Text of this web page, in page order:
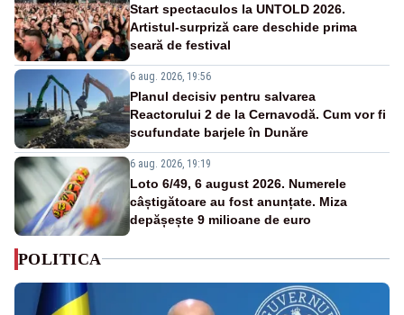
Start spectaculos la UNTOLD 2026.
Artistul-surpriză care deschide prima
seară de festival
6 aug. 2026, 19:56
Planul decisiv pentru salvarea
Reactorului 2 de la Cernavodă. Cum vor fi
scufundate barjele în Dunăre
6 aug. 2026, 19:19
Loto 6/49, 6 august 2026. Numerele
câștigătoare au fost anunțate. Miza
depășește 9 milioane de euro
POLITICA